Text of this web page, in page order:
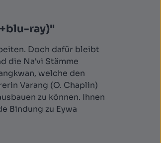
ray)"
Doch dafür bleibt
die Na'vi Stämme
welche den
Varang (O. Chaplin)
zu können. Ihnen
Bindung zu Eywa